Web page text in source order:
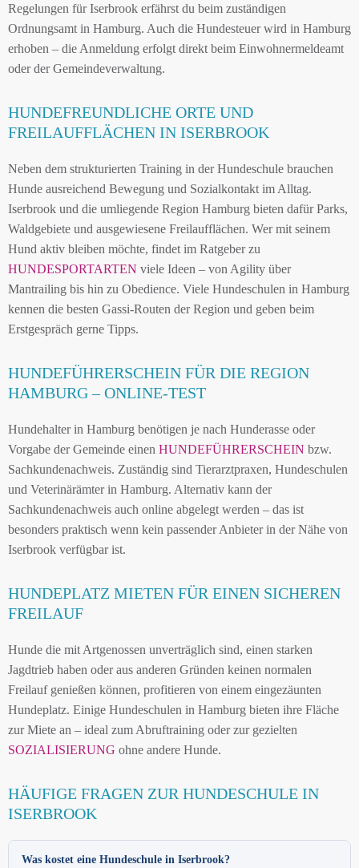
Regelungen für Iserbrook erfährst du beim zuständigen
Ordnungsamt in Hamburg. Auch die Hundesteuer wird in Hamburg
erhoben – die Anmeldung erfolgt direkt beim Einwohnermeldeamt
oder der Gemeindeverwaltung.
HUNDEFREUNDLICHE ORTE UND
FREILAUFFLÄCHEN IN ISERBROOK
Neben dem strukturierten Training in der Hundeschule brauchen
Hunde ausreichend Bewegung und Sozialkontakt im Alltag.
Iserbrook und die umliegende Region Hamburg bieten dafür Parks,
Waldgebiete und ausgewiesene Freilaufflächen. Wer mit seinem
Hund aktiv bleiben möchte, findet im Ratgeber zu
HUNDESPORTARTEN viele Ideen – von Agility über
Mantrailing bis hin zu Obedience. Viele Hundeschulen in Hamburg
kennen die besten Gassi-Routen der Region und geben beim
Erstgespräch gerne Tipps.
HUNDEFÜHRERSCHEIN FÜR DIE REGION
HAMBURG – ONLINE-TEST
Hundehalter in Hamburg benötigen je nach Hunderasse oder
Vorgabe der Gemeinde einen HUNDEFÜHRERSCHEIN bzw.
Sachkundenachweis. Zuständig sind Tierarztpraxen, Hundeschulen
und Veterinärämter in Hamburg. Alternativ kann der
Sachkundenachweis auch online abgelegt werden – das ist
besonders praktisch wenn kein passender Anbieter in der Nähe von
Iserbrook verfügbar ist.
HUNDEPLATZ MIETEN FÜR EINEN SICHEREN
FREILAUF
Hunde die mit Artgenossen unverträglich sind, einen starken
Jagdtrieb haben oder aus anderen Gründen keinen normalen
Freilauf genießen können, profitieren von einem eingezäunten
Hundeplatz. Einige Hundeschulen in Hamburg bieten ihre Fläche
zur Miete an – ideal zum Abruftraining oder zur gezielten
SOZIALISIERUNG ohne andere Hunde.
HÄUFIGE FRAGEN ZUR HUNDESCHULE IN
ISERBROOK
Was kostet eine Hundeschule in Iserbrook?